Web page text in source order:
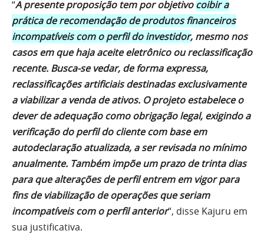
“A presente proposição tem por objetivocoibir a
prática de recomendação de produtos financeiros
incompatíveis com o perfil do investidor, mesmo nos
casos em que haja aceite eletrônico ou reclassificação
recente. Busca-se vedar, de forma expressa,
reclassificações artificiais destinadas exclusivamente
a viabilizar a venda de ativos. O projeto estabelece o
dever de adequação como obrigação legal, exigindo a
verificação do perfil do cliente com base em
autodeclaração atualizada, a ser revisada no mínimo
anualmente. Também impõe um prazo de trinta dias
para que alterações de perfil entrem em vigor para
fins de viabilização de operações que seriam
incompatíveis com o perfil anterior“, disse Kajuru em
sua justificativa.